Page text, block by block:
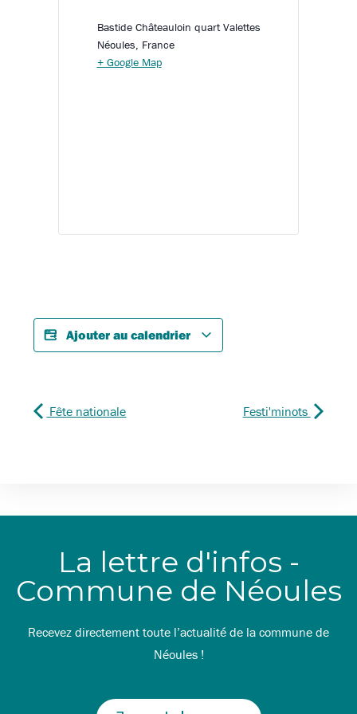
Bastide Châteauloin quart Valettes
Néoules, France
+ Google Map
Ajouter au calendrier
Fête nationale Festi'minots
La lettre d'infos -
Commune de Néoules
Recevez directement toute l’actualité de la commune de
Néoules !